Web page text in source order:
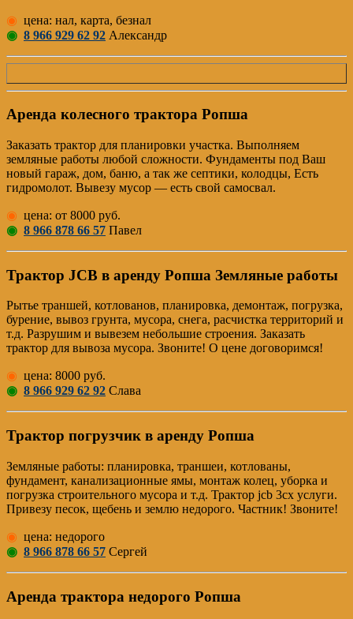
◉ цена: нал, карта, безнал
◉ 8 966 929 62 92 Александр
Аренда колесного трактора Ропша
Заказать трактор для планировки участка. Выполняем
земляные работы любой сложности. Фундаменты под Ваш
новый гараж, дом, баню, а так же септики, колодцы, Есть
гидромолот. Вывезу мусор — есть свой самосвал.
◉ цена: от 8000 руб.
◉ 8 966 878 66 57 Павел
Трактор JCB в аренду Ропша Земляные работы
Рытье траншей, котлованов, планировка, демонтаж, погрузка,
бурение, вывоз грунта, мусора, снега, расчистка территорий и
т.д. Разрушим и вывезем небольшие строения. Заказать
трактор для вывоза мусора. Звоните! О цене договоримся!
◉ цена: 8000 руб.
◉ 8 966 929 62 92 Слава
Трактор погрузчик в аренду Ропша
Земляные работы: планировка, траншеи, котлованы,
фундамент, канализационные ямы, монтаж колец, уборка и
погрузка строительного мусора и т.д. Трактор jcb 3cx услуги.
Привезу песок, щебень и землю недорого. Частник! Звоните!
◉ цена: недорого
◉ 8 966 878 66 57 Сергей
Аренда трактора недорого Ропша